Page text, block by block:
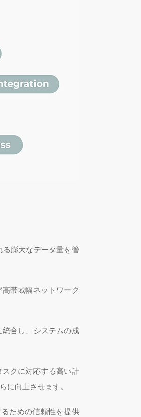
膨大なデータ量を管
帯域幅ネットワーク
合し、システムの成
クに対応する高い計
に向上させます。
ための信頼性を提供